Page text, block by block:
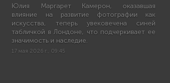
Юлия Маргарет Камерон, оказавшая
влияние на развитие фотографии как
искусства, теперь увековечена синей
табличкой в Лондоне, что подчеркивает ее
значимость и наследие.
17 мая 2026 г., 09:45